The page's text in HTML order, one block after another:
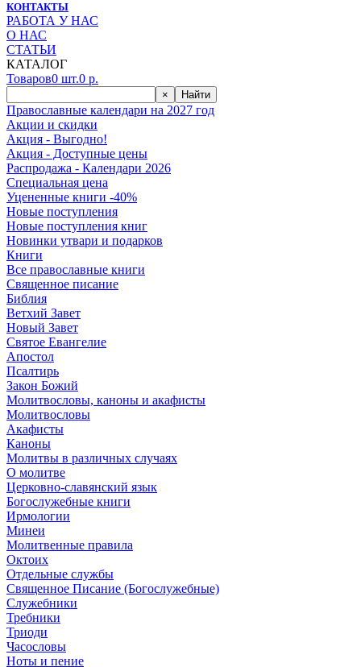
КОНТАКТЫ
РАБОТА У НАС
О НАС
СТАТЬИ
КАТАЛОГ
Товаров0 шт.0 р.
× Найти
Православные календари на 2027 год
Акции и скидки
Акция - Выгодно!
Акция - Доступные цены
Распродажа - Календари 2026
Специальная цена
Уцененные книги -40%
Новые поступления
Новые поступления книг
Новинки утвари и подарков
Книги
Все православные книги
Священное писание
Библия
Ветхий Завет
Новый Завет
Святое Евангелие
Апостол
Псалтирь
Закон Божий
Молитвословы, каноны и акафисты
Молитвословы
Акафисты
Каноны
Молитвы в различных случаях
О молитве
Церковно-славянский язык
Богослужебные книги
Ирмологии
Минеи
Молитвенные правила
Октоих
Отдельные службы
Священное Писание (Богослужебные)
Служебники
Требники
Триоди
Часословы
Ноты и пение